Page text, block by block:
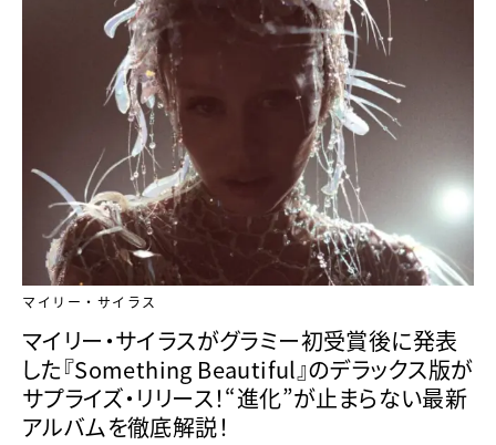
マイリー・サイラス
マイリー・サイラスがグラミー初受賞後に発表
した『Something Beautiful』のデラックス版が
サプライズ・リリース！“進化”が止まらない最新
アルバムを徹底解説！